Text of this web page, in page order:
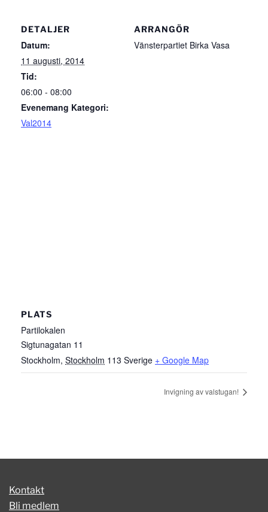
DETALJER
Datum:
11 augusti, 2014
Tid:
06:00 - 08:00
Evenemang Kategori:
Val2014
ARRANGÖR
Vänsterpartiet Birka Vasa
PLATS
Partilokalen
Sigtunagatan 11
Stockholm, Stockholm 113 Sverige + Google Map
Invigning av valstugan!
Kontakt
Bli medlem